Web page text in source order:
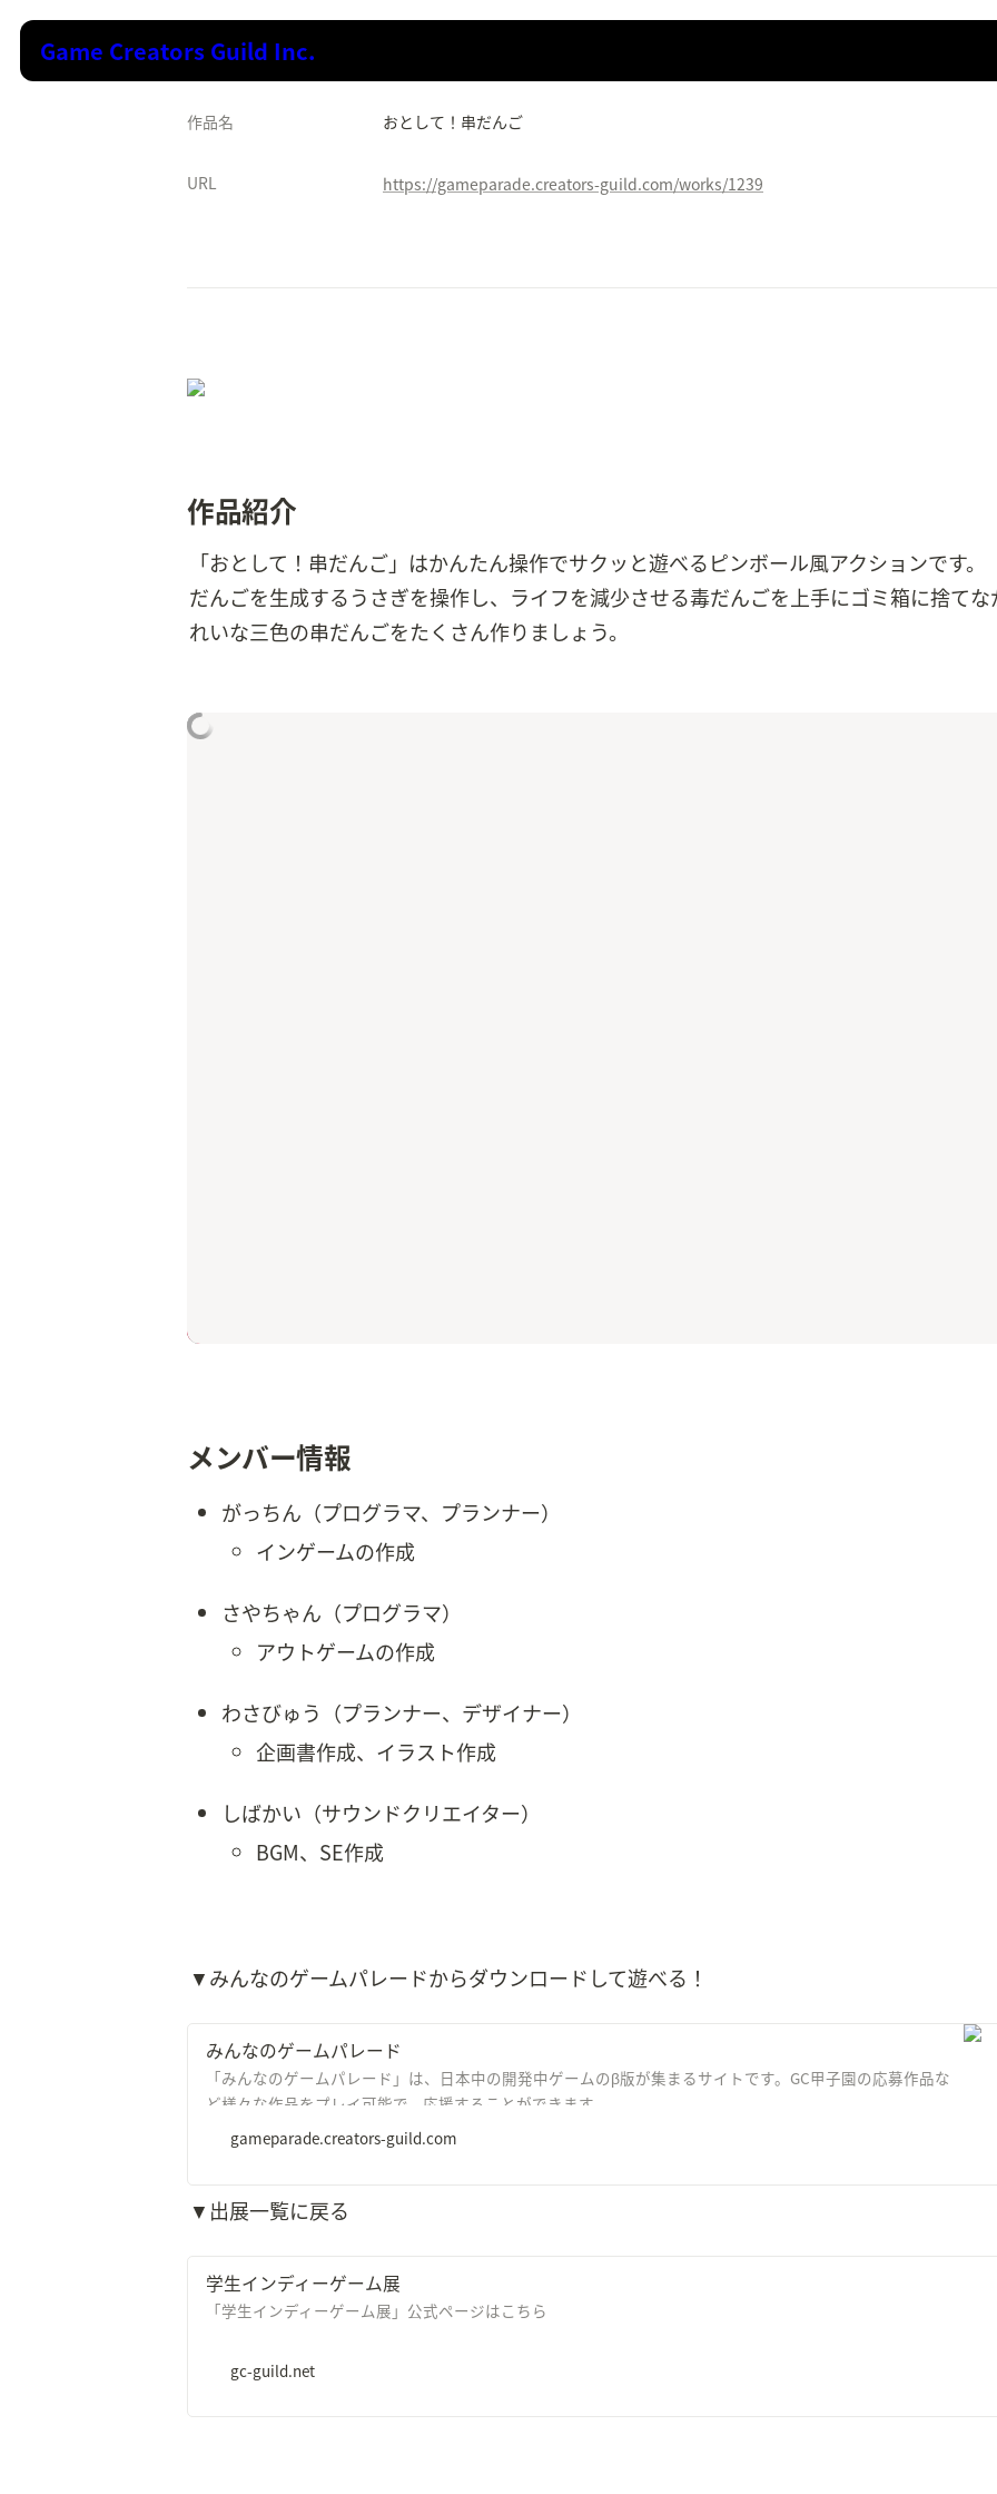
Game Creators Guild Inc.
作品名 おとして！串だんご
URL https://gameparade.creators-guild.com/works/1239
作品紹介
「おとして！串だんご」はかんたん操作でサクッと遊べるピンボール風アクションです。
だんごを生成するうさぎを操作し、ライフを減少させる毒だんごを上手にゴミ箱に捨て
れいな三色の串だんごをたくさん作りましょう。
メンバー情報
がっちん（プログラマ、プランナー）
インゲームの作成
さやちゃん（プログラマ）
アウトゲームの作成
わさびゅう（プランナー、デザイナー）
企画書作成、イラスト作成
しばかい（サウンドクリエイター）
BGM、SE作成
▼みんなのゲームパレードからダウンロードして遊べる！
みんなのゲームパレード
「みんなのゲームパレード」は、日本中の開発中ゲームのβ版が集まるサイトです。GC甲子園の応募作品な
ど様々な作品をプレイ可能で、応援することができます。
gameparade.creators-guild.com
▼出展一覧に戻る
学生インディーゲーム展
「学生インディーゲーム展」公式ページはこちら
gc-guild.net